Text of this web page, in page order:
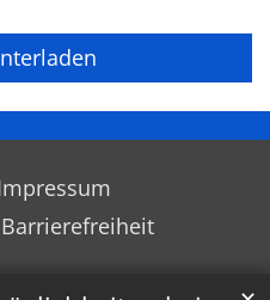
Barrierefreiheit